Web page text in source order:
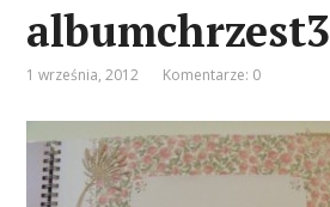
albumchrzest3
1 września, 2012 Komentarze: 0